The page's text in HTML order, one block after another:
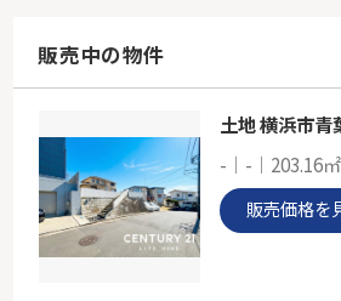
-
72.46㎡
販売中の物件
土地 横浜市
-｜-｜203.16
販売価格を